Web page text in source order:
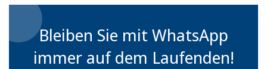
Bleiben Sie mit WhatsApp
immer auf dem Laufenden!